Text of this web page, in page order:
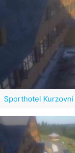
Sporthotel Kurzovní